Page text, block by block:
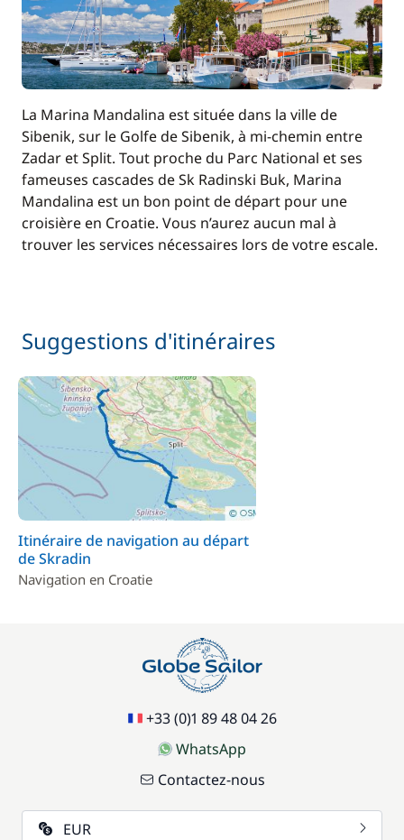
La Marina Mandalina est située dans la ville de
Sibenik, sur le Golfe de Sibenik, à mi-chemin entre
Zadar et Split. Tout proche du Parc National et ses
fameuses cascades de Sk Radinski Buk, Marina
Mandalina est un bon point de départ pour une
croisière en Croatie. Vous n’aurez aucun mal à
trouver les services nécessaires lors de votre escale.
Suggestions d'itinéraires
Itinéraire de navigation au départ
de Skradin
Navigation en Croatie
+33 (0)1 89 48 04 26
WhatsApp
Contactez-nous
EUR